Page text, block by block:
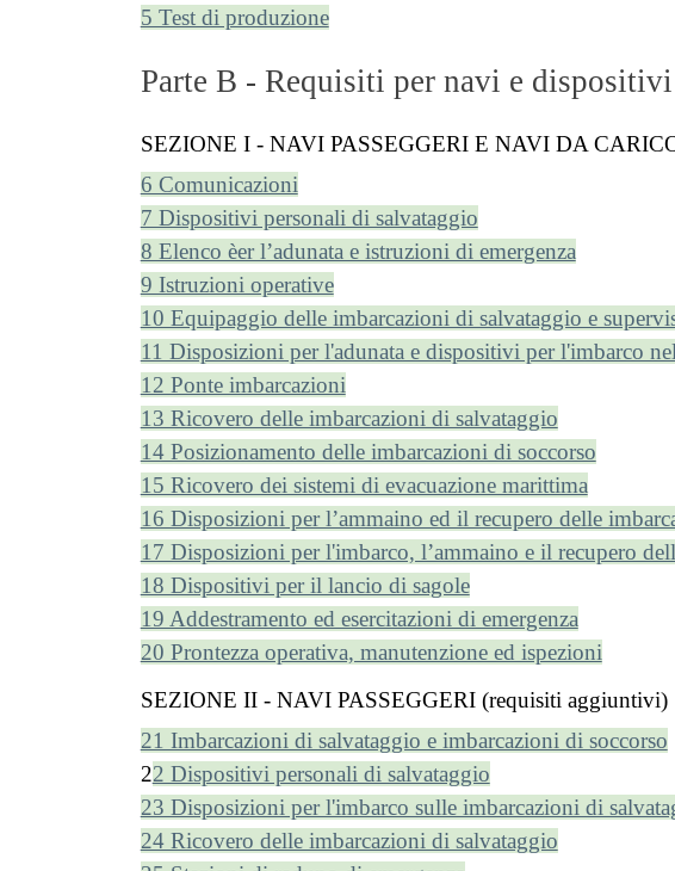
5 Test di produzione
Parte B - Requisiti per navi e
SEZIONE I - NAVI PASSEGGERI E NAVI DA
6 Comunicazioni
7 Dispositivi personali di salvataggio
8 Elenco èer l’adunata e istruzioni di emergenza
9 Istruzioni operative
10 Equipaggio delle imbarcazioni di salvataggio e
11 Disposizioni per l'adunata e dispositivi per l'imbarco
12 Ponte imbarcazioni
13 Ricovero delle imbarcazioni di salvataggio
14 Posizionamento delle imbarcazioni di soccorso
15 Ricovero dei sistemi di evacuazione marittima
16 Disposizioni per l’ammaino ed il recupero delle
17 Disposizioni per l'imbarco, l’ammaino e il recupero
18 Dispositivi per il lancio di sagole
19 Addestramento ed esercitazioni di emergenza
20 Prontezza operativa, manutenzione ed ispezioni
SEZIONE II - NAVI PASSEGGERI (requisiti aggiuntivi)
21 Imbarcazioni di salvataggio e imbarcazioni di soccorso
22 Dispositivi personali di salvataggio
23 Disposizioni per l'imbarco sulle imbarcazioni di
24 Ricovero delle imbarcazioni di salvataggio